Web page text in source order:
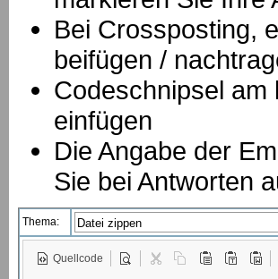
Bei Crossposting,
beifügen /
Codeschnipsel am
einfügen
Die Angabe der
Sie bei Antworten
Thema:
Quellcode